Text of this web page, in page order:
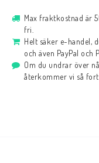
Max fraktkostnad är
fri.
Helt säker e-handel,
och även PayPal och
Om du undrar över
återkommer vi så fort